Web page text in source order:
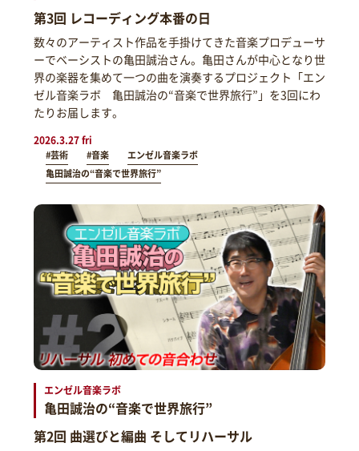
第3回 レコーディング本番の日
数々のアーティスト作品を手掛けてきた音楽プロデューサ
ーでベーシストの亀田誠治さん。亀田さんが中心となり世
界の楽器を集めて一つの曲を演奏するプロジェクト「エン
ゼル音楽ラボ 亀田誠治の“音楽で世界旅行”」を3回にわ
たりお届します。
2026.3.27 fri
#芸術 #音楽
エンゼル音楽ラボ
亀田誠治の“音楽で世界旅行”
エンゼル音楽ラボ
亀田誠治の“音楽で世界旅行”
第2回 曲選びと編曲 そしてリハーサル